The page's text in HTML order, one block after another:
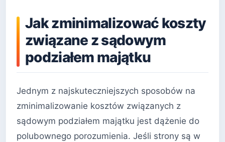
Jak zminimalizować koszty
związane z sądowym
podziałem majątku
Jednym z najskuteczniejszych sposobów na
zminimalizowanie kosztów związanych z
sądowym podziałem majątku jest dążenie do
polubownego porozumienia. Jeśli strony są w